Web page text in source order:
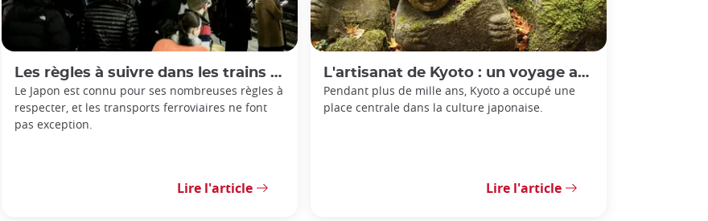
Les règles à suivre dans les trains japonais
Le Japon est connu pour ses nombreuses règles à
respecter, et les transports ferroviaires ne font
pas exception.
Lire l'article
L'artisanat de Kyoto : un voyage au cœur des traditions
Pendant plus de mille ans, Kyoto a occupé une
place centrale dans la culture japonaise.
Lire l'article